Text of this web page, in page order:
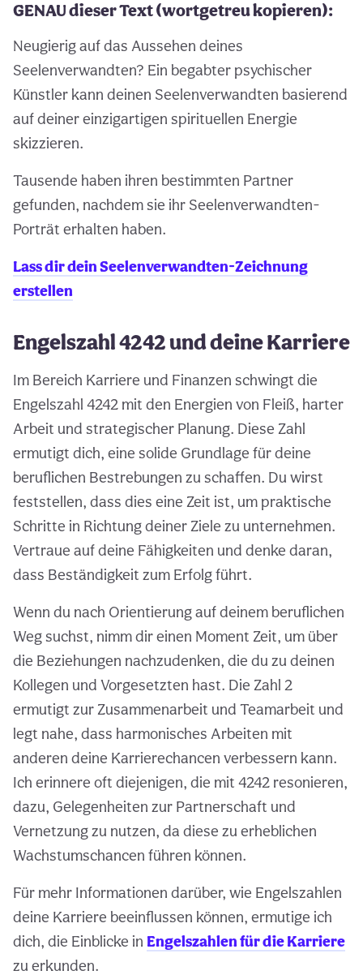
GENAU dieser Text (wortgetreu kopieren):
Neugierig auf das Aussehen deines
Seelenverwandten? Ein begabter psychischer
Künstler kann deinen Seelenverwandten basierend
auf deiner einzigartigen spirituellen Energie
skizzieren.
Tausende haben ihren bestimmten Partner
gefunden, nachdem sie ihr Seelenverwandten-
Porträt erhalten haben.
Lass dir dein Seelenverwandten-Zeichnung
erstellen
Engelszahl 4242 und deine Karriere
Im Bereich Karriere und Finanzen schwingt die
Engelszahl 4242 mit den Energien von Fleiß, harter
Arbeit und strategischer Planung. Diese Zahl
ermutigt dich, eine solide Grundlage für deine
beruflichen Bestrebungen zu schaffen. Du wirst
feststellen, dass dies eine Zeit ist, um praktische
Schritte in Richtung deiner Ziele zu unternehmen.
Vertraue auf deine Fähigkeiten und denke daran,
dass Beständigkeit zum Erfolg führt.
Wenn du nach Orientierung auf deinem beruflichen
Weg suchst, nimm dir einen Moment Zeit, um über
die Beziehungen nachzudenken, die du zu deinen
Kollegen und Vorgesetzten hast. Die Zahl 2
ermutigt zur Zusammenarbeit und Teamarbeit und
legt nahe, dass harmonisches Arbeiten mit
anderen deine Karrierechancen verbessern kann.
Ich erinnere oft diejenigen, die mit 4242 resonieren,
dazu, Gelegenheiten zur Partnerschaft und
Vernetzung zu nutzen, da diese zu erheblichen
Wachstumschancen führen können.
Für mehr Informationen darüber, wie Engelszahlen
deine Karriere beeinflussen können, ermutige ich
dich, die Einblicke in Engelszahlen für die Karriere
zu erkunden.